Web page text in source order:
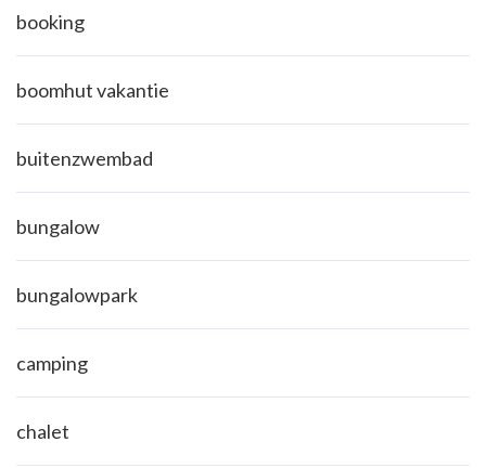
booking
boomhut vakantie
buitenzwembad
bungalow
bungalowpark
camping
chalet